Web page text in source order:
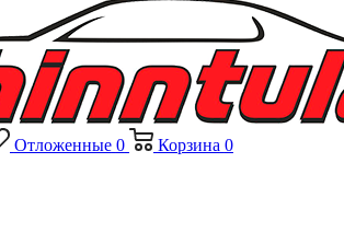
Отложенные 0 Корзина 0